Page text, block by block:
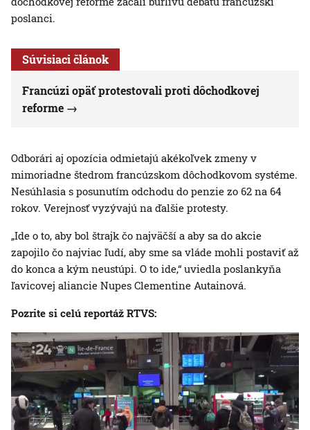
poslanci.
Súvisiaci článok
Francúzi opäť protestovali proti dôchodkovej
reforme
Odborári aj opozícia odmietajú akékoľvek zmeny v
mimoriadne štedrom francúzskom dôchodkovom systéme.
Nesúhlasia s posunutím odchodu do penzie zo 62 na 64
rokov. Verejnosť vyzývajú na ďalšie protesty.
„Ide o to, aby bol štrajk čo najväčší a aby sa do akcie
zapojilo čo najviac ľudí, aby sme sa vláde mohli postaviť až
do konca a kým neustúpi. O to ide,“ uviedla poslankyňa
ľavicovej aliancie Nupes Clementine Autainová.
Pozrite si celú reportáž RTVS: